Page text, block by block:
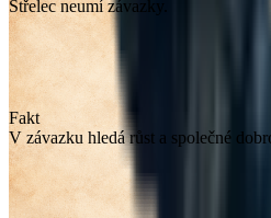
Střelec neumí závazky.
Fakt
V závazku hledá růst a společné